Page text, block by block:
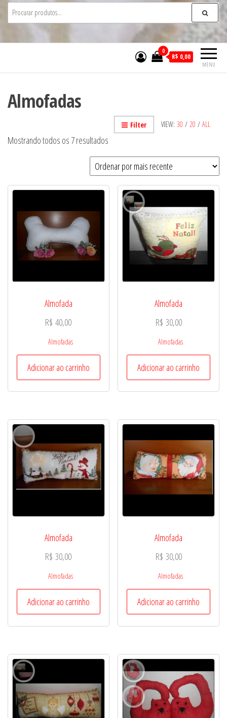
MENU
0
R$ 0,00
Almofadas
VIEW: 30 / 20 / ALL
Filter
Mostrando todos os 7 resultados
por
mais
recente
Almofada
R$ 40,00
Almofadas
Adicionar ao carrinho
Almofada
R$ 30,00
Almofadas
Adicionar ao carrinho
Almofada
R$ 30,00
Almofadas
Adicionar ao carrinho
Almofada
R$ 30,00
Almofadas
Adicionar ao carrinho